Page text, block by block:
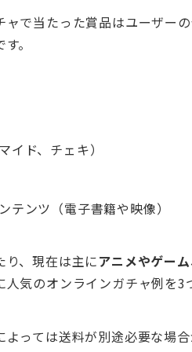
ャで当たった賞品はユーザー
す。
イド、チェキ）
テンツ（電子書籍や映像）
り、現在は主にアニメやゲー
気のオンラインガチャ例を3
っては送料が別途必要な場